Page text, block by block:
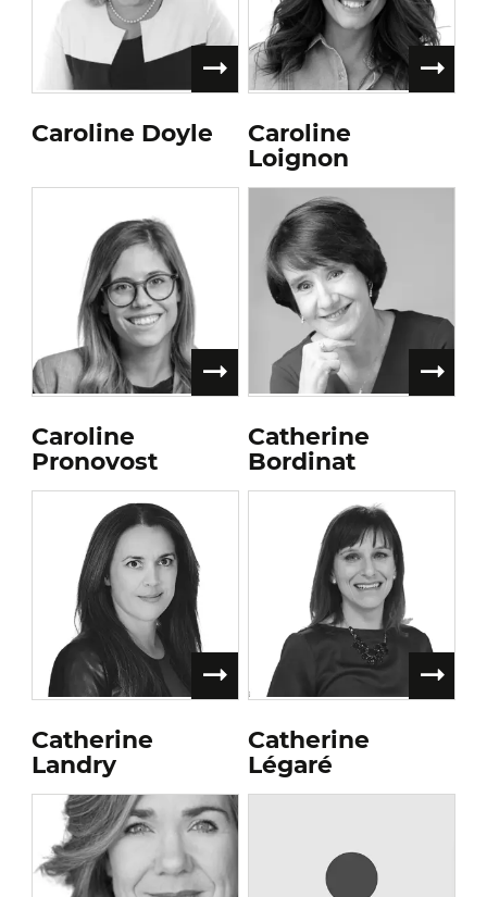
Caroline Doyle
Caroline
Loignon
Caroline
Pronovost
Catherine
Bordinat
Catherine
Landry
Catherine
Légaré